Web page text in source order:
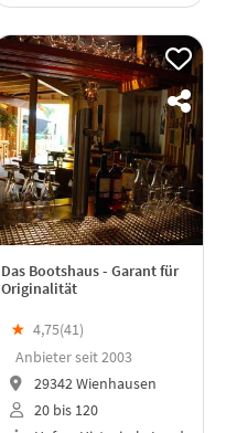
Das Bootshaus - Garant für
Originalität
★ 4,75(41)
Anbieter seit 2003
29342 Wienhausen
20 bis 120